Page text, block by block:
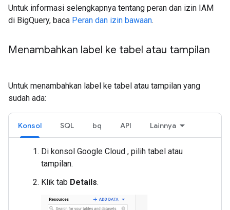
Untuk informasi selengkapnya tentang peran dan izin IAM
di BigQuery, baca Peran dan izin bawaan.
Menambahkan label ke tabel atau tampilan
Untuk menambahkan label ke tabel atau tampilan yang
sudah ada:
Konsol SQL bq API Lainnya
Di konsol Google Cloud , pilih tabel atau
tampilan.
Klik tab Details.